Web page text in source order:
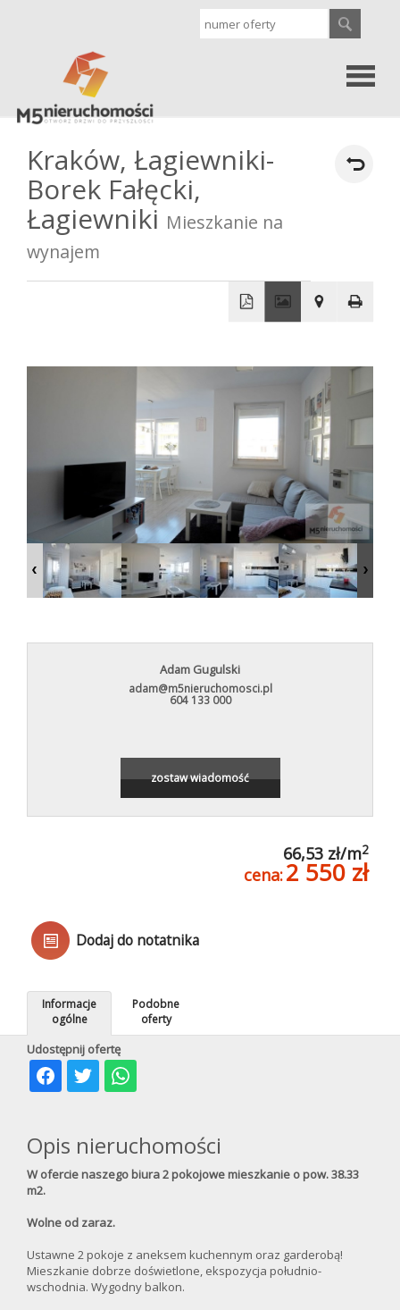
Kontakt
Kup
Mieszkania
Domy
Dzialki
Kraków, Łagiewniki-
Borek Fałęcki,
Łagiewniki Mieszkanie na
wynajem
−
Leaflet
Adam Gugulski
adam@m5nieruchomosci.pl
604 133 000
zostaw wiadomość
66,53 zł/m2
cena:2 550 zł
Dodaj do notatnika
Udostępnij ofertę
Informacje
ogólne
Podobne
oferty
Opis nieruchomości
W ofercie naszego biura 2 pokojowe mieszkanie o pow. 38.33
m2.
Wolne od zaraz.
Ustawne 2 pokoje z aneksem kuchennym oraz garderobą!
Mieszkanie dobrze doświetlone, ekspozycja południo-
wschodnia. Wygodny balkon.